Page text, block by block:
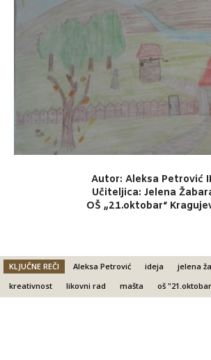
Autor: Aleksa Petrović
Učiteljica: Jelena
OŠ „21.oktobar“
KLJUČNE REČI Aleksa Petrović ideja jelena
kreativnost
likovni rad mašta oš